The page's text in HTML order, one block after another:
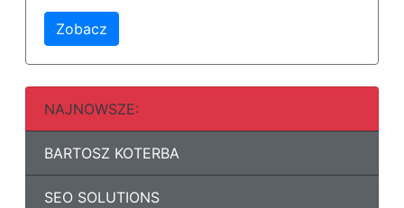
Zobacz
NAJNOWSZE:
BARTOSZ KOTERBA
SEO SOLUTIONS